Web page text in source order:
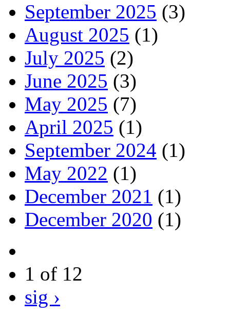
September 2025 (3)
August 2025 (1)
July 2025 (2)
June 2025 (3)
May 2025 (7)
April 2025 (1)
September 2024 (1)
May 2022 (1)
December 2021 (1)
December 2020 (1)
1 of 12
sig ›